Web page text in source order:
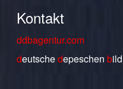
Kontakt
ddbagentur.com
deutschedepeschen bild